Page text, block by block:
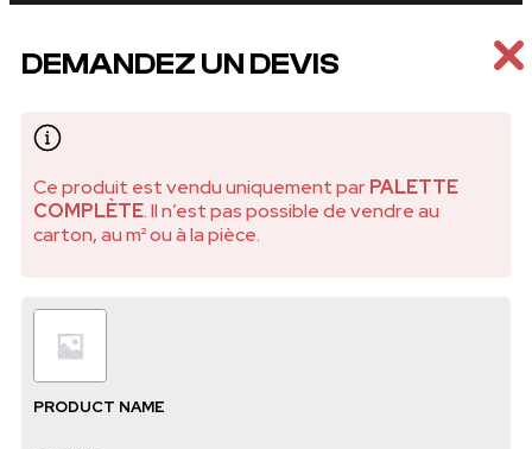
DEMANDEZ UN DEVIS
Ce produit est vendu uniquement parPALETTE
COMPLÈTE. Il n’est pas possible de vendre au
carton, au m² ou à la pièce.
PRODUCT NAME